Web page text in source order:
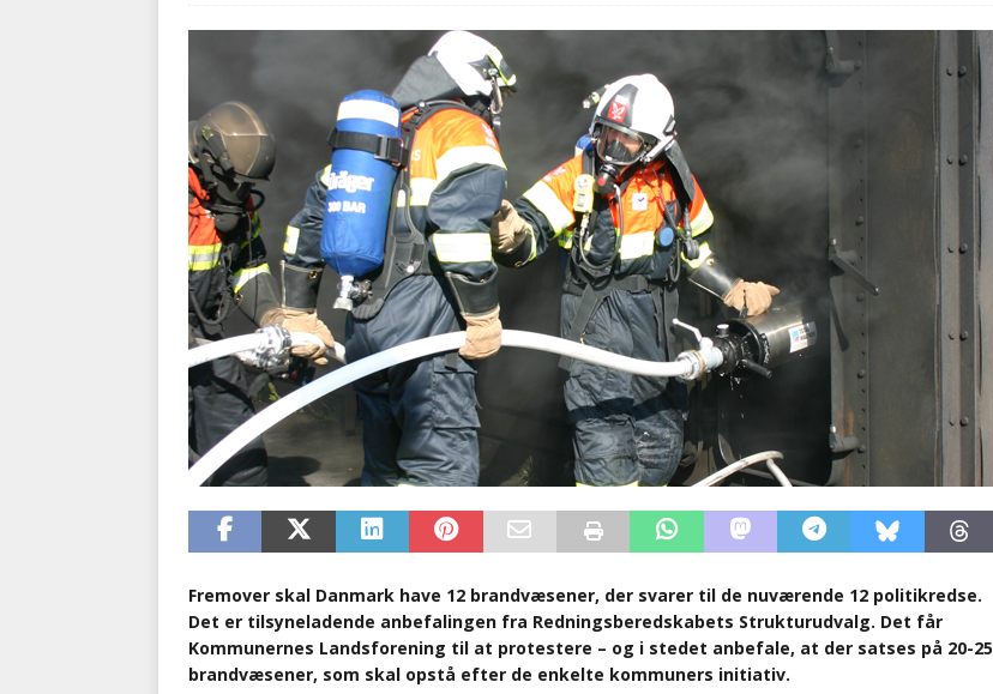
[ 5. august 2026 ] Advarer: Udløb af sygetransporttilladelser kan sende 400.000 kørsler over
i det offentlige
PRÆHOSPITAL
Fremover skal Danmark have 12 brandvæsener, der svarer til de nuværende 12 politikredse.
Det er tilsyneladende anbefalingen fra Redningsberedskabets Strukturudvalg. Det får
Kommunernes Landsforening til at protestere – og i stedet anbefale, at der satses på 20-25
brandvæsener, som skal opstå efter de enkelte kommuners initiativ.